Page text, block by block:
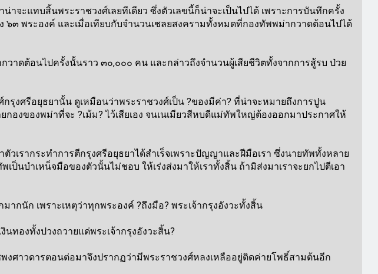
จะแทบสิ้นพระราชวงศ์เลยทีเดียว ซึ่งตัวเลขนี้ก็น่าจะเป็นไปได้ เพราะการบันทึกครั้ง
๖๓ พระองค์ และเมื่อเทียบกับจำนวนเชลยสงครามทั้งหมดที่กองทัพพม่ากวาดต้อนไปได้
าดต้อนไปครั้งนั้นราว ๓๐,๐๐๐ คน และกล่าวถึงจำนวนผู้เสียชีวิตทั้งจากการสู้รบ ป่วย
งศรีอยุธยานั้น ดูเหมือนว่าพระราชวงศ์เป็น ?ของมีค่า? ที่น่าจะหมายถึงการปูน
องของพม่าที่จะ ?เม้ม? ไว้เสียเอง จนเนเมียวสีหบดีแม่ทัพใหญ่ต้องออกมาประกาศให้
เรากระทำการตีกรุงศรีอยุธยาได้สำเร็จเพราะปัญญาและฝีมือเรา ซึ่งนายทัพทั้งหลาย
ป็นบำเหน็จมือของตัวนั้นไม่ชอบ ให้เร่งส่งมาให้เราทั้งสิ้น ถ้ามิส่งมาเราจะยกไปตีเอา
กนัก เพราะเหตุว่าทุกพระองค์ ?ถึงมือ? พระเจ้ากรุงอังวะทั้งสิ้น
ทองทั้งปวงถวายแด่พระเจ้ากรุงอังวะสิ้น?
งศาวดารตอนต่อมาจึงปรากฏว่ามีพระราชวงศ์หลงเหลืออยู่ติดค่ายโพธิ์สามต้นอีก